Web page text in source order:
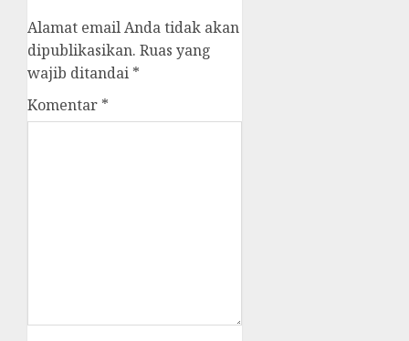
Alamat email Anda tidak akan
dipublikasikan. Ruas yang
wajib ditandai *
Komentar *